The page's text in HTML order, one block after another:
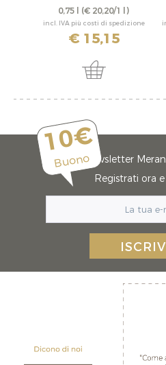
0,75 l (€ 20,20/1 l)
incl. IVA più costi di spedizione
€ 15,15
10€
BuonoNewsletter
Registrati ora